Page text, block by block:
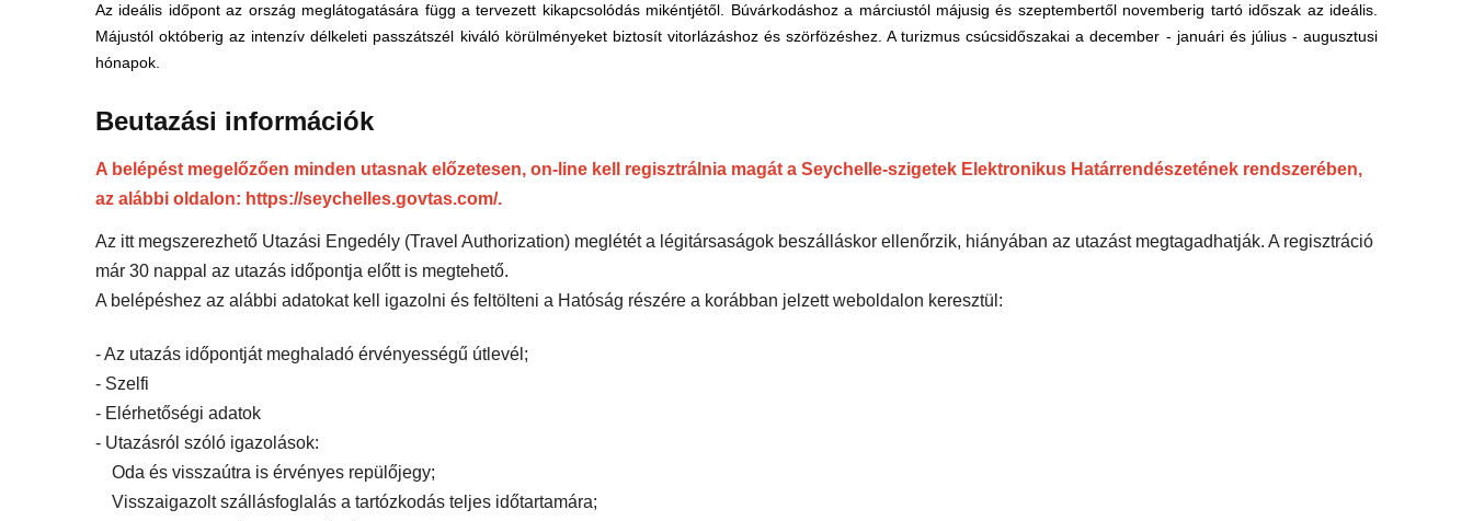
Az ideális időpont az ország meglátogatására függ a tervezett kikapcsolódás mikéntjétől. Búvárkodáshoz a márciustól májusig és szeptembertől novemberig tartó időszak az ideális.
Májustól októberig az intenzív délkeleti passzátszél kiváló körülményeket biztosít vitorlázáshoz és szörfözéshez. A turizmus csúcsidőszakai a december - januári és július - augusztusi
hónapok.
Beutazási információk
A belépést megelőzően minden utasnak előzetesen, on-line kell regisztrálnia magát a Seychelle-szigetek Elektronikus Határrendészetének rendszerében,
az alábbi oldalon: https://seychelles.govtas.com/.
Az itt megszerezhető Utazási Engedély (Travel Authorization) meglétét a légitársaságok beszálláskor ellenőrzik, hiányában az utazást megtagadhatják. A regisztráció
már 30 nappal az utazás időpontja előtt is megtehető.
A belépéshez az alábbi adatokat kell igazolni és feltölteni a Hatóság részére a korábban jelzett weboldalon keresztül:
- Az utazás időpontját meghaladó érvényességű útlevél;
- Szelfi
- Elérhetőségi adatok
- Utazásról szóló igazolások:
Oda és visszaútra is érvényes repülőjegy;
Visszaigazolt szállásfoglalás a tartózkodás teljes időtartamára;